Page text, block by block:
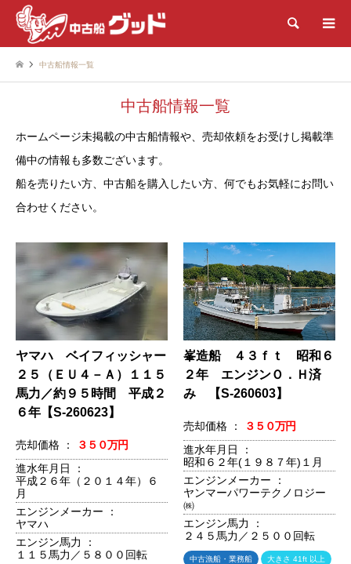
検索
中古船情報一覧
中古船情報一覧
ホームページ未掲載の中古船情報や、売却依頼をお受けし掲載準
備中の情報も多数ございます。
船を売りたい方、中古船を購入したい方、何でもお気軽にお問い
合わせください。
ヤマハ ベイフィッシャー
２５（ＥＵ４－Ａ）１１５
馬力／約９５時間 平成２
６年【S-260623】
売却価格 ：
３５０万円
進水年月日 ：
平成２６年（２０１４年）６
月
エンジンメーカー ：
ヤマハ
エンジン馬力 ：
１１５馬力／５８００回転
峯造船 ４３ｆｔ 昭和６
２年 エンジンＯ．Ｈ済
み 【S-260603】
売却価格 ：
３５０万円
進水年月日 ：
昭和６２年(１９８７年)１月
エンジンメーカー ：
ヤンマーパワーテクノロジー
㈱
エンジン馬力 ：
２４５馬力／２５００回転
中古漁船・業務船 大きさ 41ft 以上